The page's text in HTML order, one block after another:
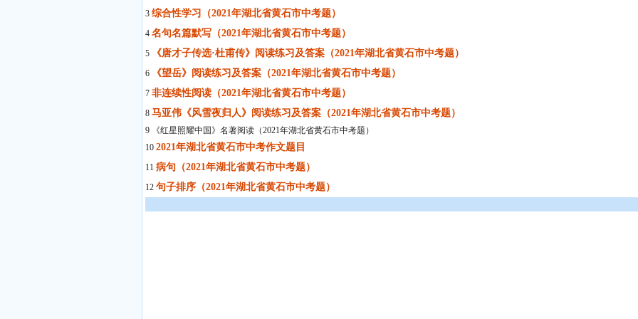
3 综合性学习（2021年湖北省黄石市中考题）
4 名句名篇默写（2021年湖北省黄石市中考题）
5 《唐才子传选·杜甫传》阅读练习及答案（2021年湖北省黄石市中考题）
6 《望岳》阅读练习及答案（2021年湖北省黄石市中考题）
7 非连续性阅读（2021年湖北省黄石市中考题）
8 马亚伟《风雪夜归人》阅读练习及答案（2021年湖北省黄石市中考题）
9 《红星照耀中国》名著阅读（2021年湖北省黄石市中考题）
10 2021年湖北省黄石市中考作文题目
11 病句（2021年湖北省黄石市中考题）
12 句子排序（2021年湖北省黄石市中考题）